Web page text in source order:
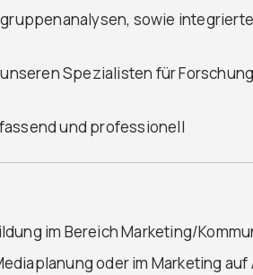
sowie integrierte
Spezialisten für
und professionell
im Bereich Marketing/
oder im Marketing